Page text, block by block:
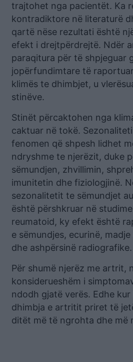
trajtohet nga pacientët. Ka
kontradiktore në literaturë
qartë nëse rezultati është
efekt i drejtpërdrejtë. Ndër
paraqitura për të shpjeguar
jopërfundimtare të
klimës te dhimbjet, u
stinëve.
Stinët përcaktohen nga
caktuar në tokë.
fenomen që shpesh lidhet
ndryshme te njerëzit, duke
sëmundjen, zhvillimin,
imunitetin dhe fiziologjinë.
sezonalitetit te sëmundjet
është përshkruar në
reumatoid, ky efekt është
e sëmundjes, ecurinë,
dhe ashpërsinë radiografike.
Për shumë njerëz me artrit,
konsiderueshëm i
ndodh gjatë verës. Edhe
dhimbja e artritit priret të
ditët më të ngrohta dhe më